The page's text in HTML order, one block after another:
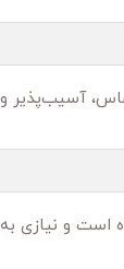
است و نیازی